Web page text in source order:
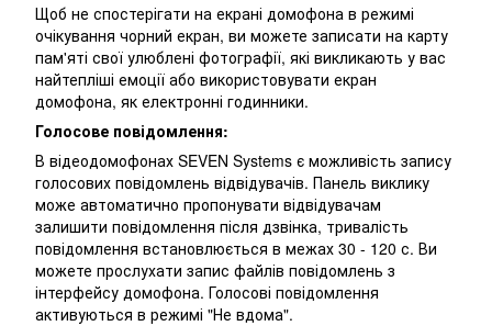
Щоб не спостерігати на екрані домофона в режимі
очікування чорний екран, ви можете записати на карту
пам'яті свої улюблені фотографії, які викликають у вас
найтепліші емоції або використовувати екран
домофона, як електронні годинники.
Голосове повідомлення:
В відеодомофонах SEVEN Systems є можливість запису
голосових повідомлень відвідувачів. Панель виклику
може автоматично пропонувати відвідувачам
залишити повідомлення після дзвінка, тривалість
повідомлення встановлюється в межах 30 - 120 с. Ви
можете прослухати запис файлів повідомлень з
інтерфейсу домофона. Голосові повідомлення
активуються в режимі "Не вдома".